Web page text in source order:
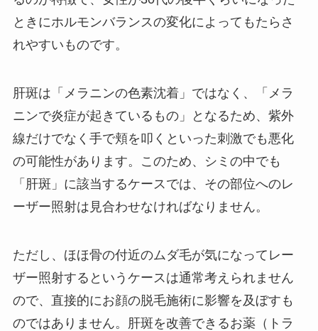
ときにホルモンバランスの変化によってもたらさ
れやすいものです。
肝斑は「メラニンの色素沈着」ではなく、「メラ
ニンで炎症が起きているもの」となるため、紫外
線だけでなく手で頬を叩くといった刺激でも悪化
の可能性があります。このため、シミの中でも
「肝斑」に該当するケースでは、その部位へのレ
ーザー照射は見合わせなければなりません。
ただし、ほほ骨の付近のムダ毛が気になってレー
ザー照射するというケースは通常考えられません
ので、直接的にお顔の脱毛施術に影響を及ぼすも
のではありません。肝斑を改善できるお薬（トラ